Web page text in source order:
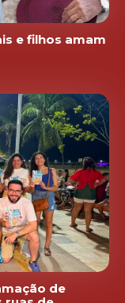
e filhos amam
de